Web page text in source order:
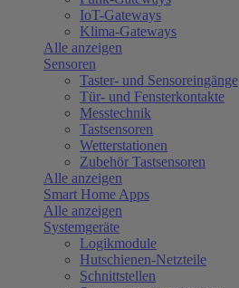
IoT-Gateways
Klima-Gateways
Alle anzeigen
Sensoren
Taster- und Sensoreingänge
Tür- und Fensterkontakte
Messtechnik
Tastsensoren
Wetterstationen
Zubehör Tastsensoren
Alle anzeigen
Smart Home Apps
Alle anzeigen
Systemgeräte
Logikmodule
Hutschienen-Netzteile
Schnittstellen